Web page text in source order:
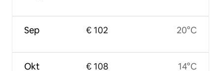
Sep
Okt
€ 102
€ 108
20°C
14°C